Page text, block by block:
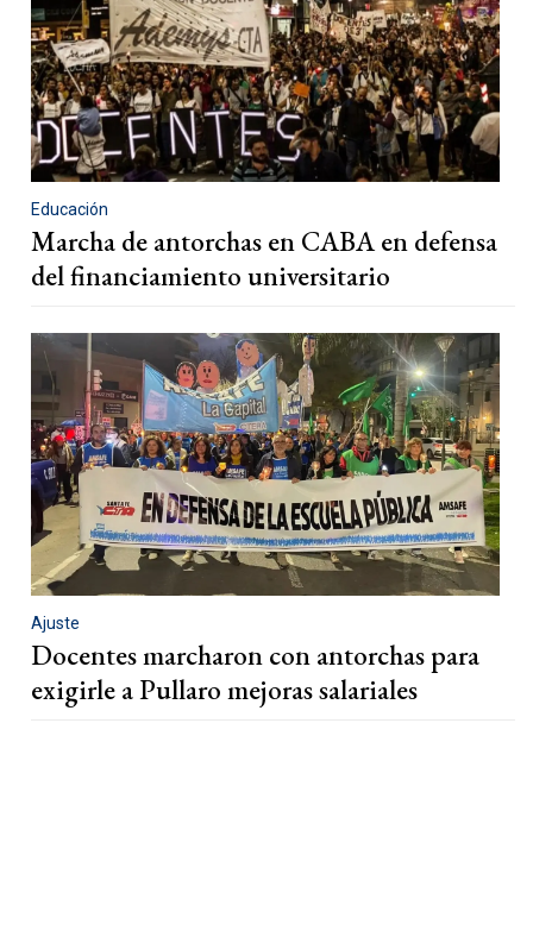
Educación
Marcha de antorchas en CABA en defensa
del financiamiento universitario
Ajuste
Docentes marcharon con antorchas para
exigirle a Pullaro mejoras salariales